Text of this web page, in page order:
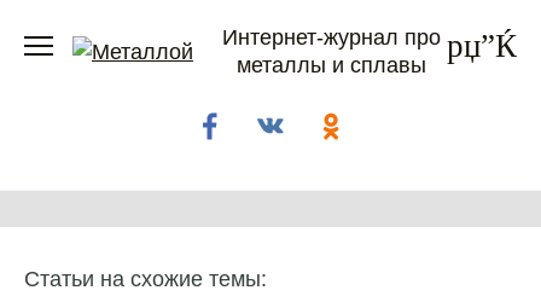
Интернет-журнал про
металлы и сплавы
Статьи на схожие темы: